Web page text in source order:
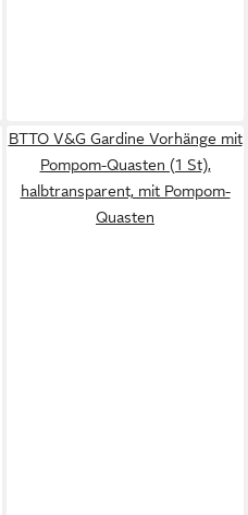
BTTO V&G Gardine Vorhänge mit
Pompom-Quasten (1 St),
halbtransparent, mit Pompom-
Quasten